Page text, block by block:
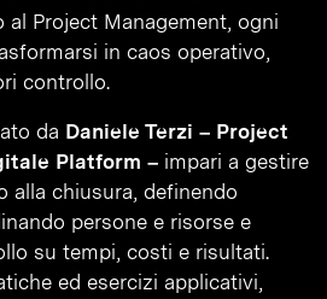
Project Management, ogni
in caos operativo,
controllo.
da Daniele Terzi – Project
Platform – impari a gestire
alla chiusura, definendo
persone e risorse e
su tempi, costi e risultati.
ed esercizi applicativi,